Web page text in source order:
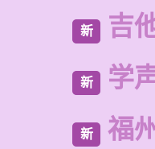
新 吉
新 学
新 福